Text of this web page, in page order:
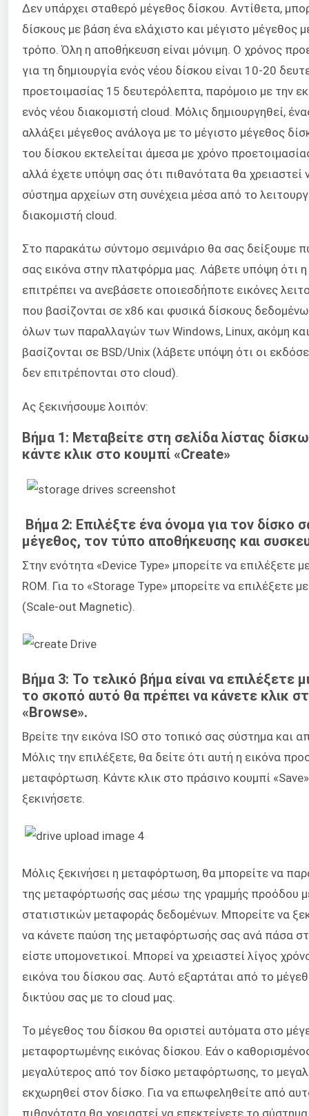
Δεν υπάρχει σταθερό μέγεθος δίσκου. Αντίθετα,
δίσκους με βάση ένα ελάχιστο και μέγιστο μέγεθος
τρόπο. Όλη η αποθήκευση είναι μόνιμη. Ο χρόνος
για τη δημιουργία ενός νέου δίσκου είναι 10-20
προετοιμασίας 15 δευτερόλεπτα, παρόμοιο με την
ενός νέου διακομιστή cloud. Μόλις δημιουργηθεί,
αλλάξει μέγεθος ανάλογα με το μέγιστο μέγεθος
του δίσκου εκτελείται άμεσα με χρόνο
αλλά έχετε υπόψη σας ότι πιθανότατα θα χρειαστεί
σύστημα αρχείων στη συνέχεια μέσα από το
διακομιστή cloud.
Στο παρακάτω σύντομο σεμινάριο θα σας δείξουμε
σας εικόνα στην πλατφόρμα μας. Λάβετε υπόψη ότι
επιτρέπει να ανεβάσετε οποιεσδήποτε εικόνες
που βασίζονται σε x86 και φυσικά δίσκους
όλων των παραλλαγών των Windows, Linux, ακόμη
βασίζονται σε BSD/Unix (λάβετε υπόψη ότι οι
δεν επιτρέπονται στο cloud).
Ας ξεκινήσουμε λοιπόν:
Βήμα 1: Μεταβείτε στη σελίδα λίστας
κάντε κλικ στο κουμπί «Create»
Βήμα 2: Επιλέξτε ένα όνομα για τον δίσκο
μέγεθος, τον τύπο αποθήκευσης και
Στην ενότητα «Device Type» μπορείτε να επιλέξετε
ROM. Για το «Storage Type» μπορείτε να επιλέξετε
(Scale-out Magnetic).
Βήμα 3: Το τελικό βήμα είναι να επιλέξετε
το σκοπό αυτό θα πρέπει να κάνετε κλικ
«Browse».
Βρείτε την εικόνα ISO στο τοπικό σας σύστημα και
Μόλις την επιλέξετε, θα δείτε ότι αυτή η εικόνα
μεταφόρτωση. Κάντε κλικ στο πράσινο κουμπί
ξεκινήσετε.
Μόλις ξεκινήσει η μεταφόρτωση, θα μπορείτε να
της μεταφόρτωσής σας μέσω της γραμμής προόδου
στατιστικών μεταφοράς δεδομένων. Μπορείτε να
να κάνετε παύση της μεταφόρτωσής σας ανά πάσα
είστε υπομονετικοί. Μπορεί να χρειαστεί λίγος
εικόνα του δίσκου σας. Αυτό εξαρτάται από το
δικτύου σας με το cloud μας.
Το μέγεθος του δίσκου θα οριστεί αυτόματα στο
μεταφορτωμένης εικόνας δίσκου. Εάν ο
μεγαλύτερος από τον δίσκο μεταφόρτωσης, το
εκχωρηθεί στον δίσκο. Για να επωφεληθείτε από